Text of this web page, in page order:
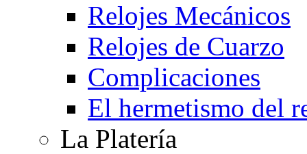
Relojes Mecánicos
Relojes de Cuarzo
Complicaciones
El hermetismo del
La Platería